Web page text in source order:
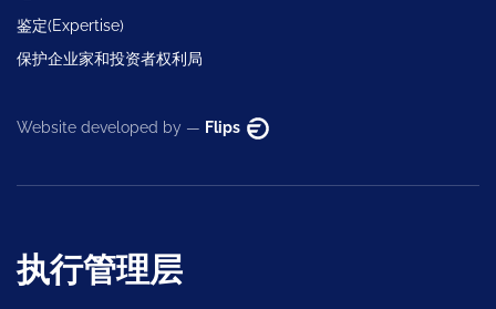
鉴定(Expertise)
保护企业家和投资者权利局
Website developed by — Flips
执行管理层